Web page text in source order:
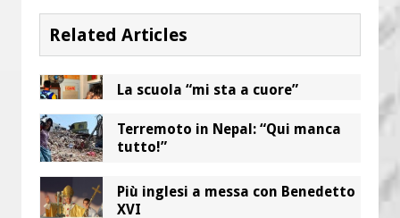
Related Articles
La scuola “mi sta a cuore”
Terremoto in Nepal: “Qui manca
tutto!”
Più inglesi a messa con Benedetto
XVI